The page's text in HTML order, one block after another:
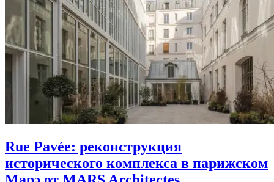
Rue Pavée: реконструкция
исторического комплекса в парижском